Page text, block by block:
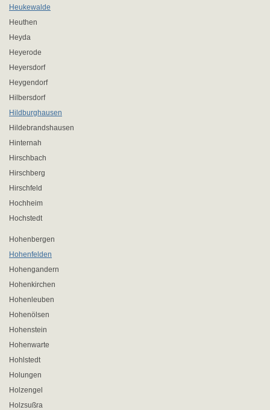
Heukewalde
Heuthen
Heyda
Heyerode
Heyersdorf
Heygendorf
Hilbersdorf
Hildburghausen
Hildebrandshausen
Hinternah
Hirschbach
Hirschberg
Hirschfeld
Hochheim
Hochstedt
Hohenbergen
Hohenfelden
Hohengandern
Hohenkirchen
Hohenleuben
Hohenölsen
Hohenstein
Hohenwarte
Hohlstedt
Holungen
Holzengel
Holzsußra